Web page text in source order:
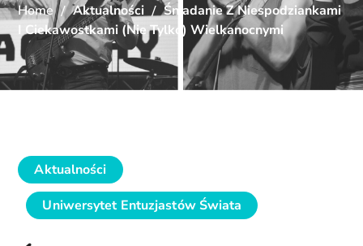
Home Aktualności
Śniadanie Z Niespodziankami
I Ciekawostkami (nie Tylko) Wielkanocnymi
Aktualności
Uniwersytet Entuzjastów Świata